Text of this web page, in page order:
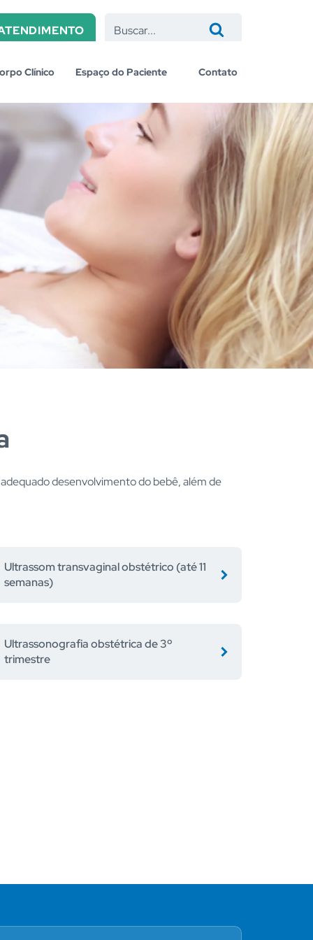
Clínico Espaço do Paciente Contato
desenvolvimento do bebê, além de
Ultrassom transvaginal obstétrico (até 11
semanas)
Ultrassonografia obstétrica de 3º
trimestre